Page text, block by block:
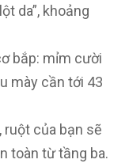
da”, khoảng
bắp: mỉm cười
mày cần tới 43
ruột của bạn sẽ
toàn từ tầng ba.